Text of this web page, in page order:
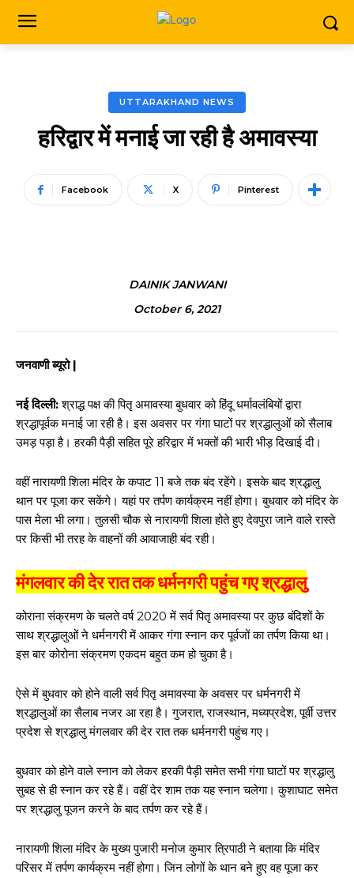
UTTARAKHAND NEWS
हरिद्वार में मनाई जा रही है अमावस्या
Facebook X Pinterest
DAINIK JANWANI
October 6, 2021
जनवाणी ब्यूरो |
नई दिल्ली:श्राद्ध पक्ष की पितृ अमावस्या बुधवार को हिंदू धर्मावलंबियों द्वारा
श्रद्धापूर्वक मनाई जा रही है। इस अवसर पर गंगा घाटों पर श्रद्धालुओं को सैलाब
उमड़ पड़ा है। हरकी पैड़ी सहित पूरे हरिद्वार में भक्तों की भारी भीड़ दिखाई दी।
वहीं नारायणी शिला मंदिर के कपाट 11 बजे तक बंद रहेंगे। इसके बाद श्रद्धालु
थान पर पूजा कर सकेंगे। यहां पर तर्पण कार्यक्रम नहीं होगा। बुधवार को मंदिर के
पास मेला भी लगा। तुलसी चौक से नारायणी शिला होते हुए देवपुरा जाने वाले रास्ते
पर किसी भी तरह के वाहनों की आवाजाही बंद रही।
मंगलवार की देर रात तक धर्मनगरी पहुंच गए श्रद्धालु
कोराना संक्रमण के चलते वर्ष 2020 में सर्व पितृ अमावस्या पर कुछ बंदिशों के
साथ श्रद्धालुओं ने धर्मनगरी में आकर गंगा स्नान कर पूर्वजों का तर्पण किया था।
इस बार कोरोना संक्रमण एकदम बहुत कम हो चुका है।
ऐसे में बुधवार को होने वाली सर्व पितृ अमावस्या के अवसर पर धर्मनगरी में
श्रद्धालुओं का सैलाब नजर आ रहा है। गुजरात, राजस्थान, मध्यप्रदेश, पूर्वी उत्तर
प्रदेश से श्रद्धालु मंगलवार की देर रात तक धर्मनगरी पहुंच गए।
बुधवार को होने वाले स्नान को लेकर हरकी पैड़ी समेत सभी गंगा घाटों पर श्रद्धालु
सुबह से ही स्नान कर रहे हैं। वहीं देर शाम तक यह स्नान चलेगा। कुशाघाट समेत
पर श्रद्धालु पूजन करने के बाद तर्पण कर रहे हैं।
नारायणी शिला मंदिर के मुख्य पुजारी मनोज कुमार त्रिपाठी ने बताया कि मंदिर
परिसर में तर्पण कार्यक्रम नहीं होगा। जिन लोगों के थान बने हुए वह पूजा कर